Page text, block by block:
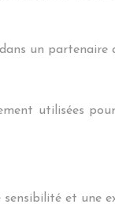
un partenaire
utilisées
sensibilité et une